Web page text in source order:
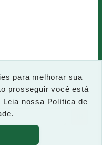
para melhorar sua
prosseguir você está
Leia nossa Política de